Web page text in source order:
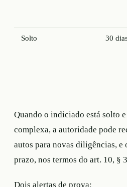
Solto 30
Quando o indiciado está solto
complexa, a autoridade pode
autos para novas diligências, e
prazo, nos termos do art. 10, §
Dois alertas de prova: